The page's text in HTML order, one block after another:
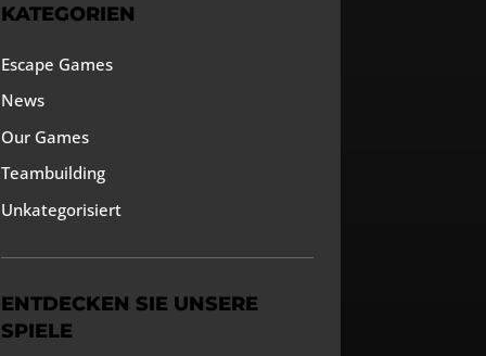
KATEGORIEN
Escape Games
News
Our Games
Teambuilding
Unkategorisiert
ENTDECKEN SIE UNSERE
SPIELE